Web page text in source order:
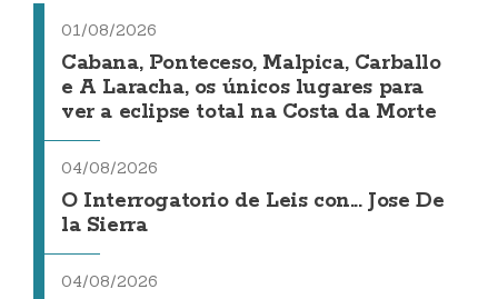
01/08/2026
Cabana, Ponteceso, Malpica, Carballo
e A Laracha, os únicos lugares para
ver a eclipse total na Costa da Morte
04/08/2026
O Interrogatorio de Leis con... Jose De
la Sierra
04/08/2026